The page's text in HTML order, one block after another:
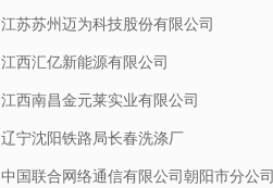
江苏苏州迈为科技股份有限公司
江西汇亿新能源有限公司
江西南昌金元莱实业有限公司
辽宁沈阳铁路局长春洗涤厂
中国联合网络通信有限公司朝阳市分公司